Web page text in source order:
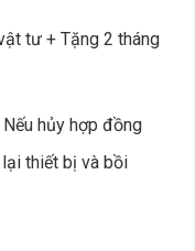
tư + Tặng 2 tháng
hủy hợp đồng
thiết bị và bồi